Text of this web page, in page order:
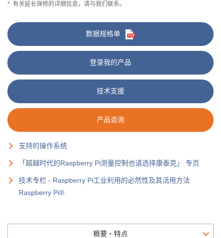
* 有关延长保修的详细信息，请与我们联系。
数据规格单
登录我的产品
技术支援
产品咨询
支持的操作系统
「超越时代的Raspberry Pi测量控制也请选择康泰克」 专页
技术专栏 - Raspberry Pi工业利用的必然性及其活用方法
Raspberry Pi®
概要・特点